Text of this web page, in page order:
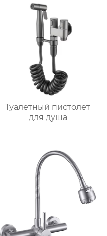
Туалетный пистолет
для душа